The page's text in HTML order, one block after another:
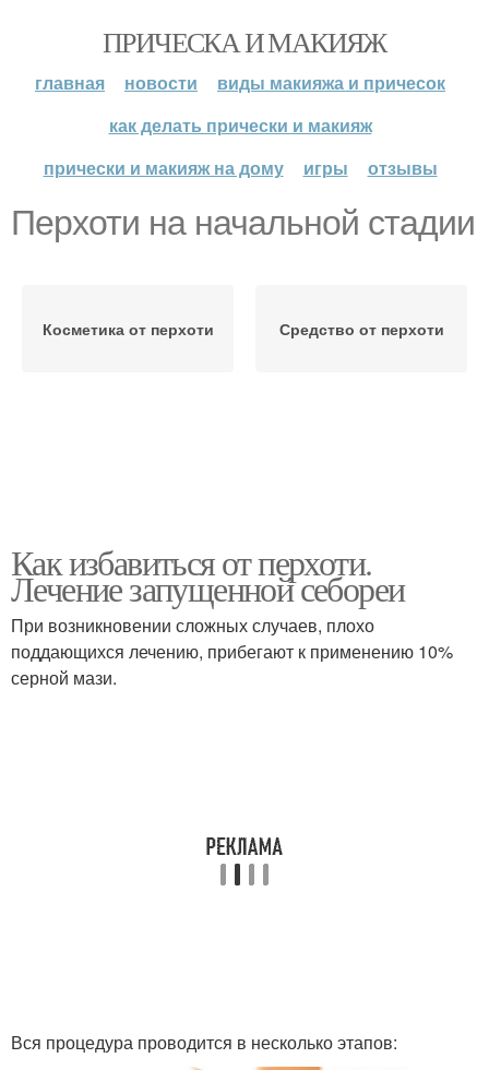
ПРИЧЕСКА И МАКИЯЖ
главная новости
виды макияжа и причесок
как делать прически и макияж
прически и макияж на дому
игры отзывы
Перхоти на начальной стадии
Косметика от перхоти Средство от перхоти
Как избавиться от перхоти.
Лечение запущенной себореи
При возникновении сложных случаев, плохо
поддающихся лечению, прибегают к применению 10%
серной мази.
Вся процедура проводится в несколько этапов: